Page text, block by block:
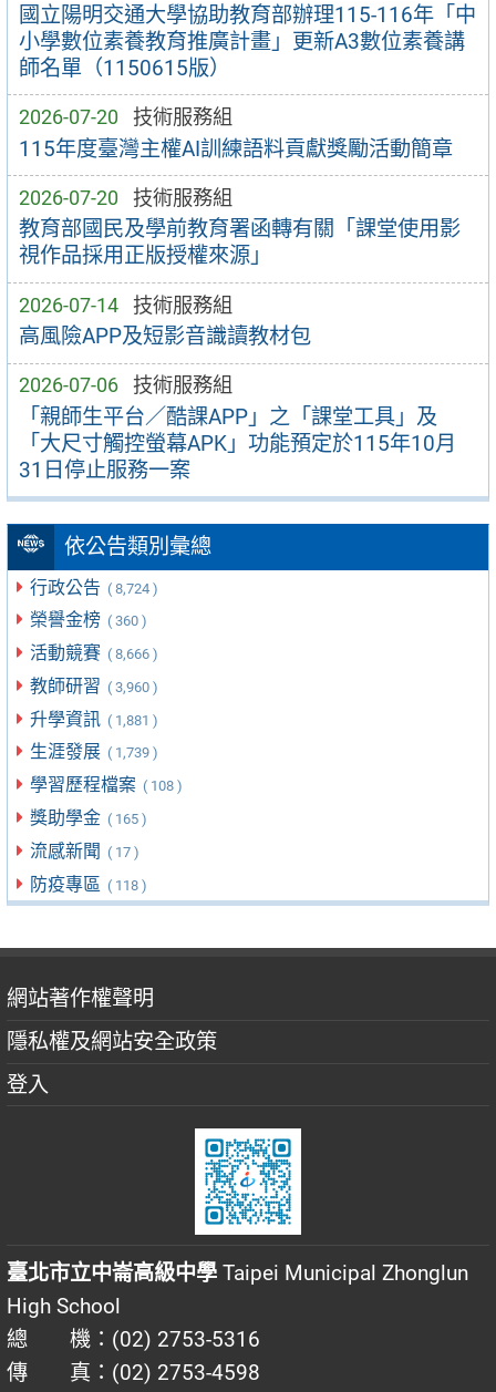
國立陽明交通大學協助教育部辦理115-116年「中
小學數位素養教育推廣計畫」更新A3數位素養講
師名單（1150615版）
2026-07-20 技術服務組
115年度臺灣主權AI訓練語料貢獻獎勵活動簡章
2026-07-20 技術服務組
教育部國民及學前教育署函轉有關「課堂使用影
視作品採用正版授權來源」
2026-07-14 技術服務組
高風險APP及短影音識讀教材包
2026-07-06 技術服務組
「親師生平台／酷課APP」之「課堂工具」及
「大尺寸觸控螢幕APK」功能預定於115年10月
31日停止服務一案
依公告類別彙總
行政公告 ( 8,724 )
榮譽金榜 ( 360 )
活動競賽 ( 8,666 )
教師研習 ( 3,960 )
升學資訊 ( 1,881 )
生涯發展 ( 1,739 )
學習歷程檔案 ( 108 )
獎助學金 ( 165 )
流感新聞 ( 17 )
防疫專區 ( 118 )
網站著作權聲明
隱私權及網站安全政策
登入
臺北市立中崙高級中學 Taipei Municipal Zhonglun
High School
總 機：(02) 2753-5316
傳 真：(02) 2753-4598